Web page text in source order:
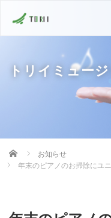
トリイミュー
Home
お知らせ
年末のピアノのお掃除にユ